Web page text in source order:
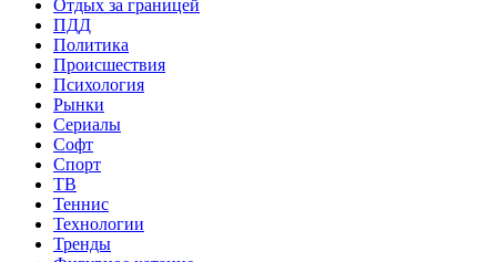
Отдых за границей
ПДД
Политика
Происшествия
Психология
Рынки
Сериалы
Софт
Спорт
ТВ
Теннис
Технологии
Тренды